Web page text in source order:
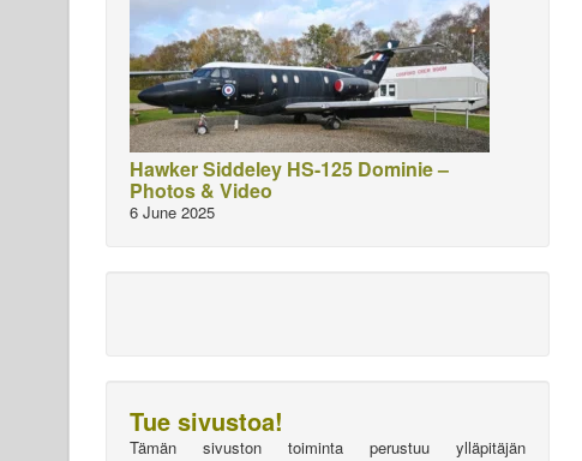
Hawker Siddeley HS-125 Dominie –
Photos & Video
6 June 2025
Tue sivustoa!
Tämän sivuston toiminta perustuu ylläpitäjän